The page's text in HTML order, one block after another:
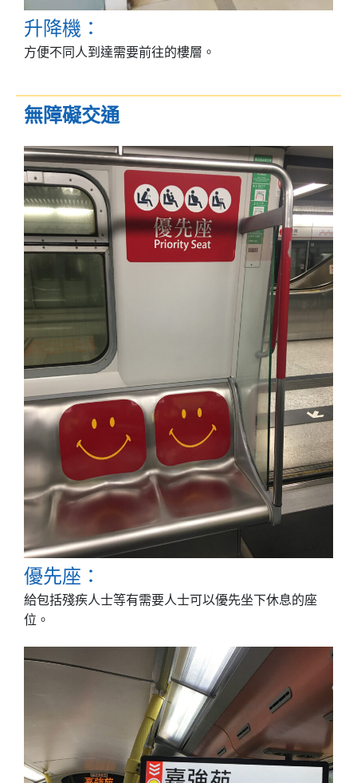
升降機：
方便不同人到達需要前往的樓層。
無障礙交通
優先座：
給包括殘疾人士等有需要人士可以優先坐下休息的座
位。